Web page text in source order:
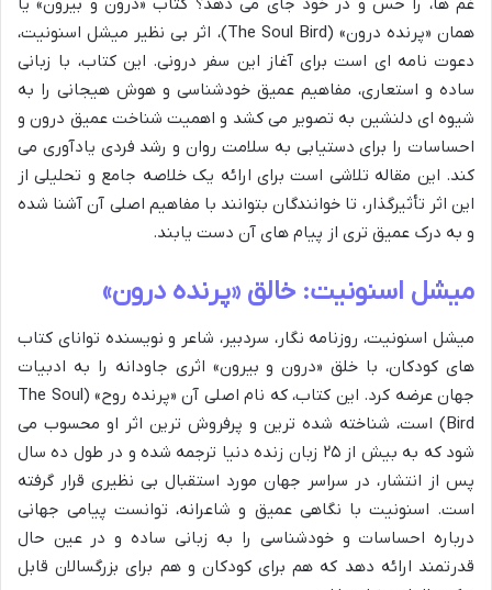
همان «پرنده درون» (The Soul Bird)، اثر بی نظیر میشل اسنونیت،
دعوت نامه ای است برای آغاز این سفر درونی. این کتاب، با زبانی
ساده و استعاری، مفاهیم عمیق خودشناسی و هوش هیجانی را به
شیوه ای دلنشین به تصویر می کشد و اهمیت شناخت عمیق درون و
احساسات را برای دستیابی به سلامت روان و رشد فردی یادآوری می
کند. این مقاله تلاشی است برای ارائه یک خلاصه جامع و تحلیلی از
این اثر تأثیرگذار، تا خوانندگان بتوانند با مفاهیم اصلی آن آشنا شده
و به درک عمیق تری از پیام های آن دست یابند.
میشل اسنونیت: خالق «پرنده درون»
میشل اسنونیت، روزنامه نگار، سردبیر، شاعر و نویسنده توانای کتاب
های کودکان، با خلق «درون و بیرون» اثری جاودانه را به ادبیات
جهان عرضه کرد. این کتاب، که نام اصلی آن «پرنده روح» (The Soul
Bird) است، شناخته شده ترین و پرفروش ترین اثر او محسوب می
شود که به بیش از ۲۵ زبان زنده دنیا ترجمه شده و در طول ده سال
پس از انتشار، در سراسر جهان مورد استقبال بی نظیری قرار گرفته
است. اسنونیت با نگاهی عمیق و شاعرانه، توانست پیامی جهانی
درباره احساسات و خودشناسی را به زبانی ساده و در عین حال
قدرتمند ارائه دهد که هم برای کودکان و هم برای بزرگسالان قابل